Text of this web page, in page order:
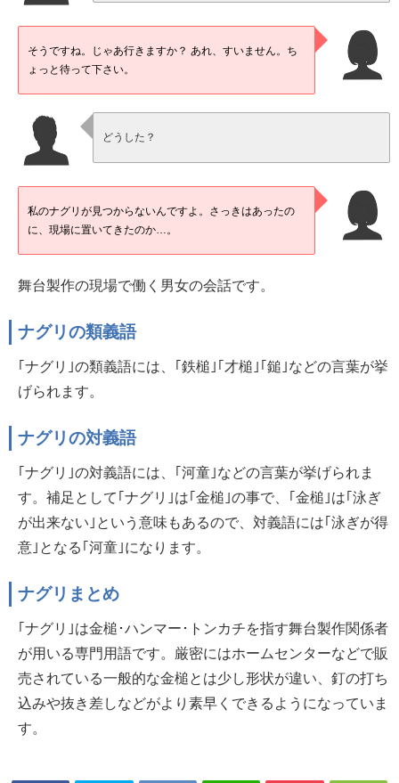
そうですね。じゃあ行きますか？ あれ、すいません。ち
ょっと待って下さい。
どうした？
私のナグリが見つからないんですよ。さっきはあったの
に、現場に置いてきたのか…。
舞台製作の現場で働く男女の会話です。
ナグリの類義語
｢ナグリ｣の類義語には、｢鉄槌｣｢才槌｣｢鎚｣などの言葉が挙
げられます。
ナグリの対義語
｢ナグリ｣の対義語には、｢河童｣などの言葉が挙げられま
す。補足として｢ナグリ｣は｢金槌｣の事で、｢金槌｣は｢泳ぎ
が出来ない｣という意味もあるので、対義語には｢泳ぎが得
意｣となる｢河童｣になります。
ナグリまとめ
｢ナグリ｣は金槌･ハンマー･トンカチを指す舞台製作関係者
が用いる専門用語です。厳密にはホームセンターなどで販
売されている一般的な金槌とは少し形状が違い、釘の打ち
込みや抜き差しなどがより素早くできるようになっていま
す。